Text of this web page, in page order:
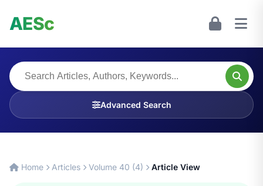
AESc
Advanced Search
Home Articles Volume 40 (4) Article View